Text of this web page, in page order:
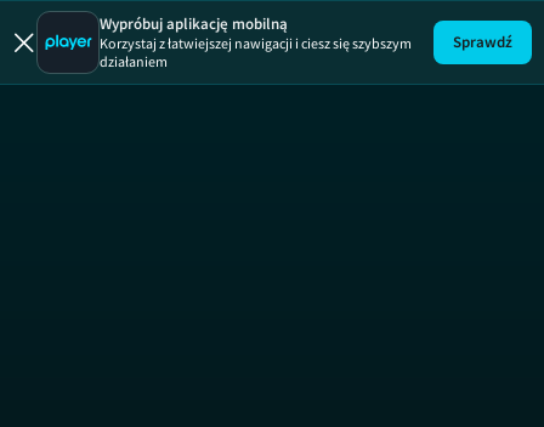
Wypróbuj aplikację mobilną
Korzystaj z łatwiejszej nawigacji i ciesz się szybszym
działaniem
Sprawdź